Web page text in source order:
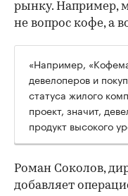
рынку. Например,
не вопрос кофе, а
«Например,
девелоперов и
статуса жилого
проект, значит,
продукт высокого
Роман Соколов,
добавляет